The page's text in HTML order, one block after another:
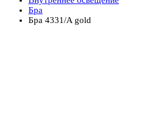
Бра
Бра 4331/A gold